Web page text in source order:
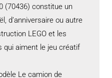
(70436) constitue un
d’anniversaire ou autre
LEGO et les
qui aiment le jeu créatif
Le camion de